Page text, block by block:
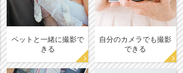
ペットと一緒に撮影で
きる
自分のカメラでも撮影
できる